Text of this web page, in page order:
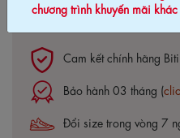
Cam kết chính hãng
Bảo hành 03 tháng (
Đổi size trong vòng 7
chương trình khuyến mãi